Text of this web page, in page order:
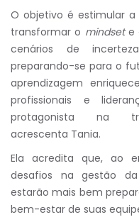
O objetivo é estimular a
transformar o mindsete
cenários de
preparando-se para o
aprendizagem
profissionais e
protagonista na
acrescenta Tania.
Ela acredita que, ao
desafios na gestão
estarão mais bem
bem-estar de suas